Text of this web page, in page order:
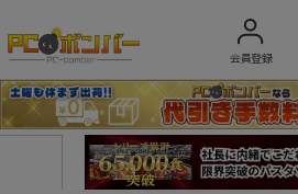
会員登録